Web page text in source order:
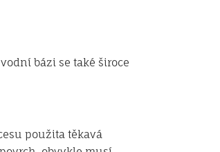
bázi se také široce
použita těkavá